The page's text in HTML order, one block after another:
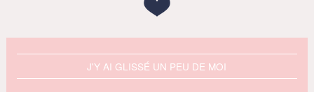
J'Y AI GLISSÉ UN PEU DE MOI